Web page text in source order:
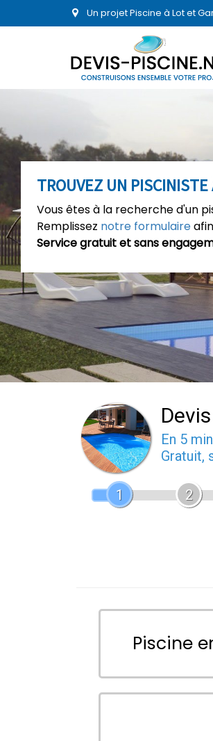
Un projet Piscine à Lot et
TROUVEZ UN PISCINISTE
Vous êtes à la recherche d'un
Remplissez notre formulaire
Service gratuit et sans
En 5
Gratuit,
1 2
Piscine